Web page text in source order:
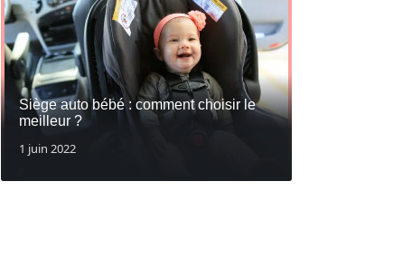
Siège auto bébé : comment choisir le
meilleur ?
1 juin 2022